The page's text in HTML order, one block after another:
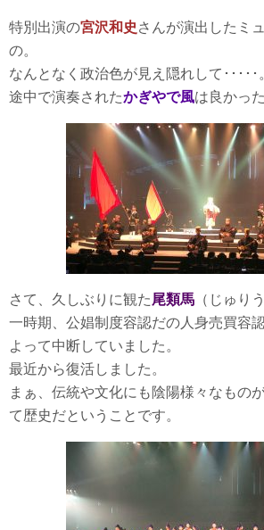
特別出演の宮沢和史 さんが演出したミ
の。
なんとなく政治色が見え隠れして･････
途中で演奏されたかぎやで風は良かっ
さて、久しぶりに観た尾類馬 （じゅり
一時期、公娼制度容認だの人身売買容
よって中断していました。
最近から復活しました。
まぁ、伝統や文化にも陰陽様々なもの
て歴史だということです。